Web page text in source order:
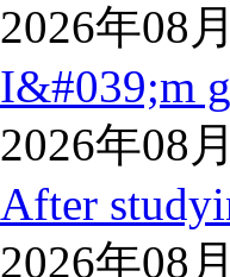
2026年08
I&#039;m
2026年08
After
2026年08